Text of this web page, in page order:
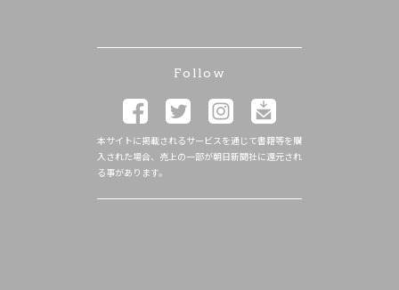
Follow
本サイトに掲載されるサービスを通じて書籍等を購
入された場合、売上の一部が朝日新聞社に還元され
る事があります。